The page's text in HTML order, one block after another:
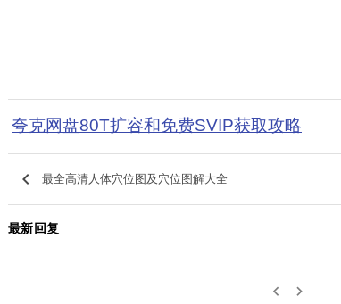
夸克网盘80T扩容和免费SVIP获取攻略
keyboard_arrow_left 最全高清人体穴位图及穴位图解大全
最新回复
keyboard_arrow_left keyboard_arrow_right